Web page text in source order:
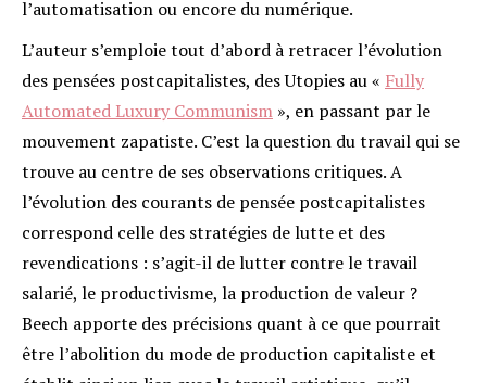
l’automatisation ou encore du numérique.
L’auteur s’emploie tout d’abord à retracer l’évolution
des pensées postcapitalistes, des Utopies au « Fully
Automated Luxury Communism », en passant par le
mouvement zapatiste. C’est la question du travail qui se
trouve au centre de ses observations critiques. A
l’évolution des courants de pensée postcapitalistes
correspond celle des stratégies de lutte et des
revendications : s’agit-il de lutter contre le travail
salarié, le productivisme, la production de valeur ?
Beech apporte des précisions quant à ce que pourrait
être l’abolition du mode de production capitaliste et